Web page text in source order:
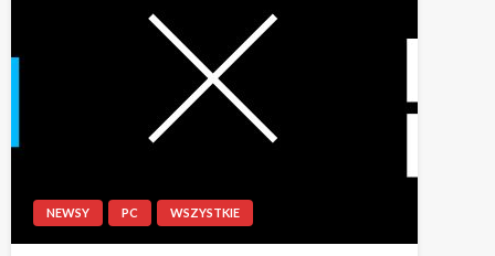
NEWSY PC WSZYSTKIE